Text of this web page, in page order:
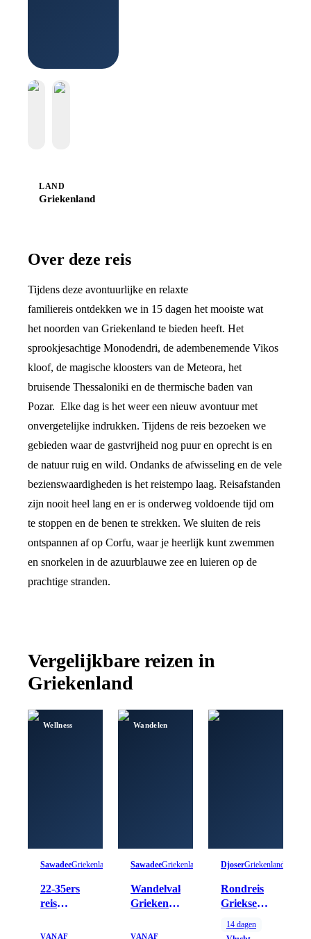
LAND
Griekenland
Over deze reis
Tijdens deze avontuurlijke en relaxte
familiereis ontdekken we in 15 dagen het mooiste wat
het noorden van Griekenland te bieden heeft. Het
sprookjesachtige Monodendri, de adembenemende Vikos
kloof, de magische kloosters van de Meteora, het
bruisende Thessaloniki en de thermische baden van
Pozar. Elke dag is het weer een nieuw avontuur met
onvergetelijke indrukken. Tijdens de reis bezoeken we
gebieden waar de gastvrijheid nog puur en oprecht is en
de natuur ruig en wild. Ondanks de afwisseling en de vele
bezienswaardigheden is het reistempo laag. Reisafstanden
zijn nooit heel lang en er is onderweg voldoende tijd om
te stoppen en de benen te strekken. We sluiten de reis
ontspannen af op Corfu, waar je heerlijk kunt zwemmen
en snorkelen in de azuurblauwe zee en luieren op de
prachtige stranden.
Vergelijkbare reizen in
Griekenland
Wellness
SawadeeGriekenland
22-35ers
reis
VANAF
Wandelen
SawadeeGriekenland
Wandelvakantie
Griekenland
VANAF
DjoserGriekenland
Rondreis
Griekse
Cycladen
14 dagen